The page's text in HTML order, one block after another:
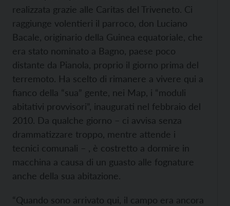
realizzata grazie alle Caritas del Triveneto. Ci
raggiunge volentieri il parroco, don Luciano
Bacale, originario della Guinea equatoriale, che
era stato nominato a Bagno, paese poco
distante da Pianola, proprio il giorno prima del
terremoto. Ha scelto di rimanere a vivere qui a
fianco della “sua” gente, nei Map, i “moduli
abitativi provvisori”, inaugurati nel febbraio del
2010. Da qualche giorno – ci avvisa senza
drammatizzare troppo, mentre attende i
tecnici comunali – , è costretto a dormire in
macchina a causa di un guasto alle fognature
anche della sua abitazione.
“Quando sono arrivato qui, il campo era ancora